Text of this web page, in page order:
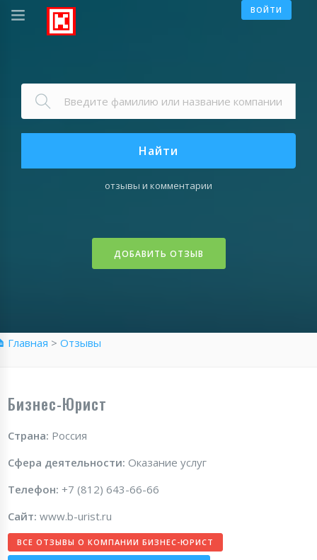
ВОЙТИ
Найти
отзывы и комментарии
ДОБАВИТЬ ОТЗЫВ
Главная > Отзывы
Бизнес-Юрист
Страна: Россия
Сфера деятельности: Оказание услуг
Телефон: +7 (812) 643-66-66
Сайт: www.b-urist.ru
ВСЕ ОТЗЫВЫ О КОМПАНИИ БИЗНЕС-ЮРИСТ